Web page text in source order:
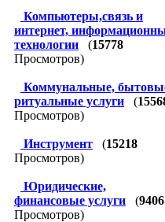
Компьютеры,связь и
интернет,
технологии
(15778
Просмотров)
Коммунальные,
ритуальные услуги
(
Просмотров)
Инструмент (15218
Просмотров)
Юридические,
финансовые услуги
(9406
Просмотров)